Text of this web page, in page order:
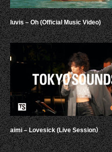
luvis – Oh (Official Music Video)
aimi – Lovesick (Live Session）